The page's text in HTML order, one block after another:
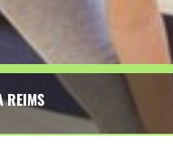
REIMS
de respiration